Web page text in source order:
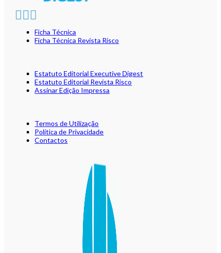
Ficha Técnica
Ficha Técnica Revista Risco
Estatuto Editorial Executive Digest
Estatuto Editorial Revista Risco
Assinar Edição Impressa
Termos de Utilização
Política de Privacidade
Contactos